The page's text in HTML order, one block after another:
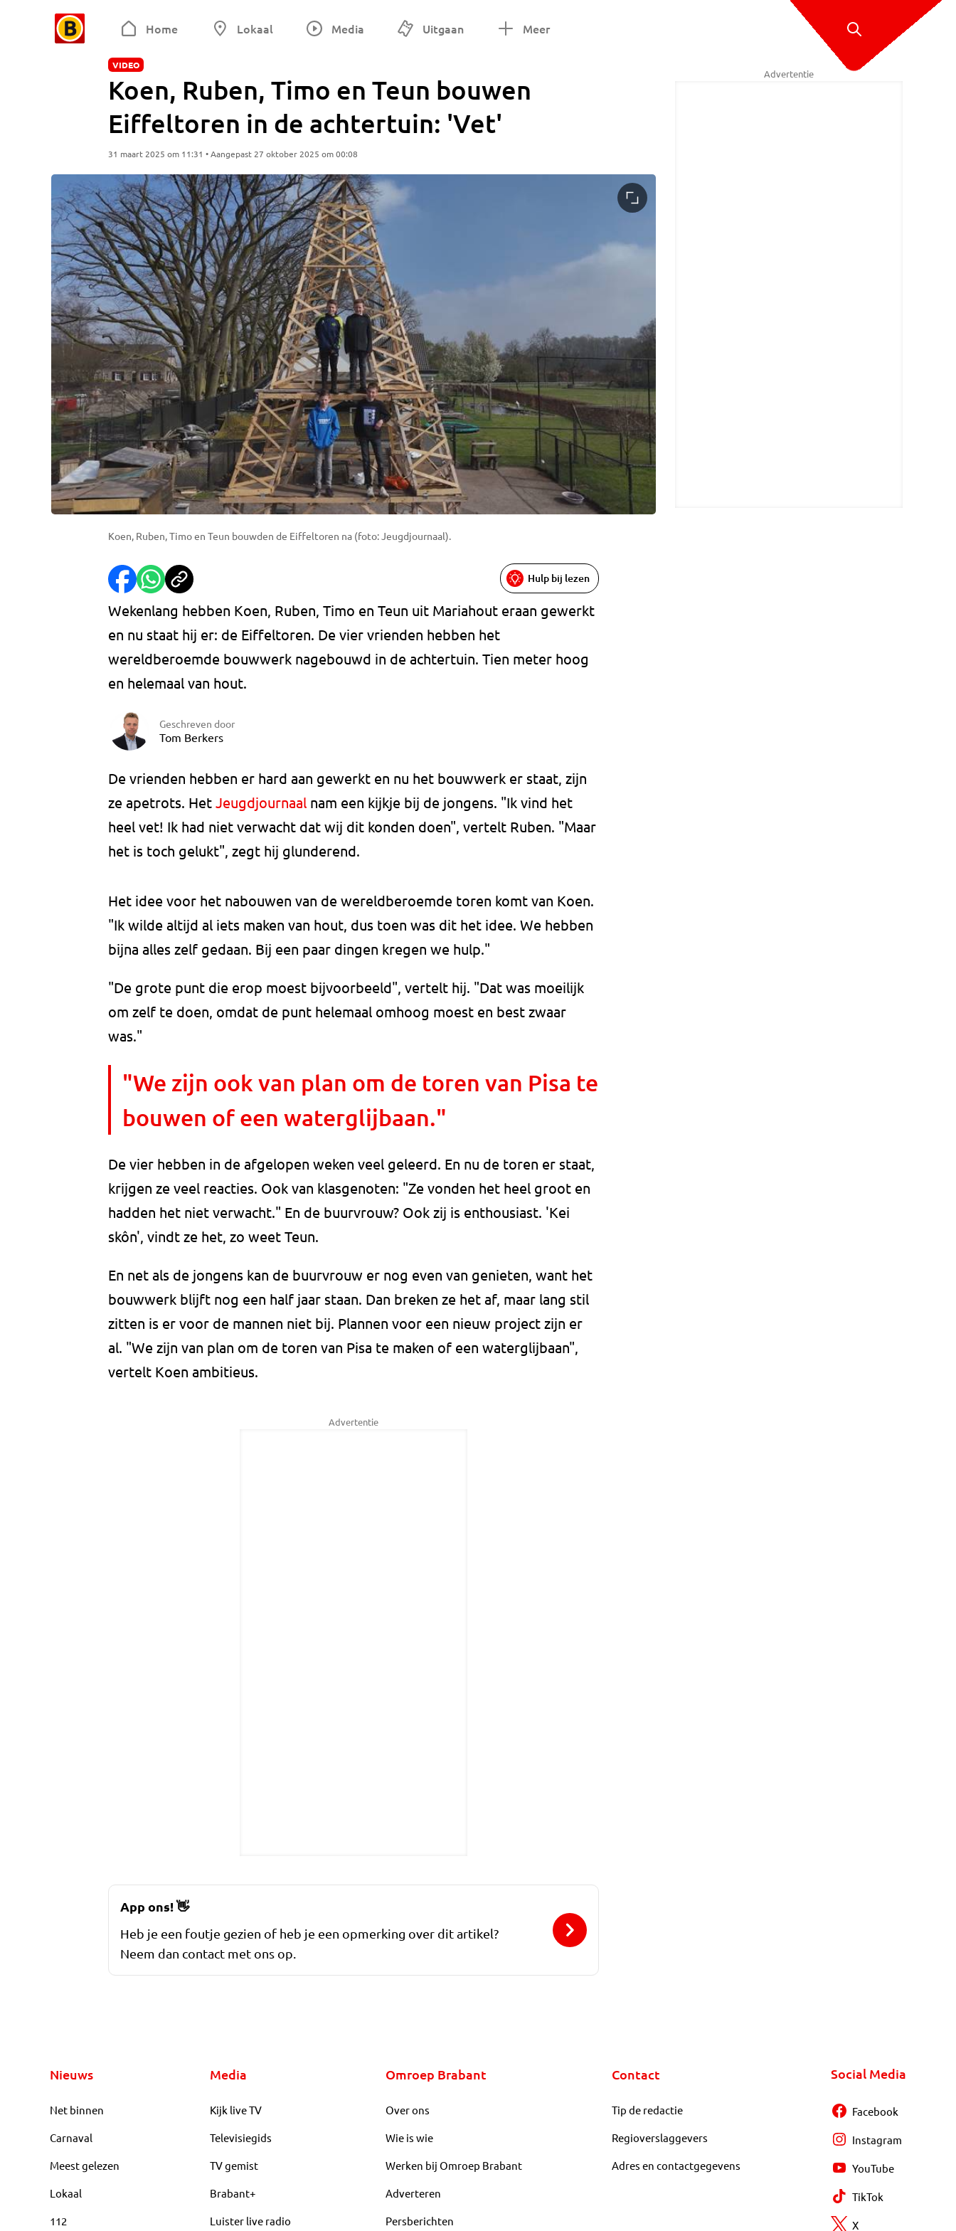
Home Lokaal Media Uitgaan Meer
VIDEO
Koen, Ruben, Timo en Teun bouwen
Eiffeltoren in de achtertuin: 'Vet'
31 maart 2025 om 11:31 • Aangepast 27 oktober 2025 om 00:08
Koen, Ruben, Timo en Teun bouwden de Eiffeltoren na (foto: Jeugdjournaal).
Hulp bij lezen
Wekenlang hebben Koen, Ruben, Timo en Teun uit Mariahout eraan gewerkt
en nu staat hij er: de Eiffeltoren. De vier vrienden hebben het
wereldberoemde bouwwerk nagebouwd in de achtertuin. Tien meter hoog
en helemaal van hout.
Geschreven door
Tom Berkers
De vrienden hebben er hard aan gewerkt en nu het bouwwerk er staat, zijn
ze apetrots. Het Jeugdjournaal nam een kijkje bij de jongens. "Ik vind het
heel vet! Ik had niet verwacht dat wij dit konden doen", vertelt Ruben. "Maar
het is toch gelukt", zegt hij glunderend.
Het idee voor het nabouwen van de wereldberoemde toren komt van Koen.
"Ik wilde altijd al iets maken van hout, dus toen was dit het idee. We hebben
bijna alles zelf gedaan. Bij een paar dingen kregen we hulp."
"De grote punt die erop moest bijvoorbeeld", vertelt hij. "Dat was moeilijk
om zelf te doen, omdat de punt helemaal omhoog moest en best zwaar
was."
"We zijn ook van plan om de toren van Pisa te
bouwen of een waterglijbaan."
De vier hebben in de afgelopen weken veel geleerd. En nu de toren er staat,
krijgen ze veel reacties. Ook van klasgenoten: "Ze vonden het heel groot en
hadden het niet verwacht." En de buurvrouw? Ook zij is enthousiast. 'Kei
skôn', vindt ze het, zo weet Teun.
En net als de jongens kan de buurvrouw er nog even van genieten, want het
bouwwerk blijft nog een half jaar staan. Dan breken ze het af, maar lang stil
zitten is er voor de mannen niet bij. Plannen voor een nieuw project zijn er
al. "We zijn van plan om de toren van Pisa te maken of een waterglijbaan",
vertelt Koen ambitieus.
Advertentie
Advertentie
App ons!👋
Heb je een foutje gezien of heb je een opmerking over dit artikel?
Neem dan contact met ons op.
Nieuws
Net binnen
Carnaval
Meest gelezen
Lokaal
112
Media
Kijk live TV
Televisiegids
TV gemist
Brabant+
Luister live radio
Omroep Brabant
Over ons
Wie is wie
Werken bij Omroep Brabant
Adverteren
Persberichten
Contact
Tip de redactie
Regioverslaggevers
Adres en contactgegevens
Social Media
Facebook
Instagram
YouTube
TikTok
X